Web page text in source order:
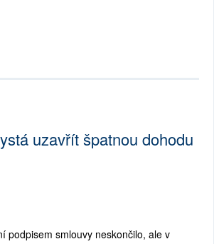
uzavřít špatnou dohodu
podpisem smlouvy neskončilo, ale v